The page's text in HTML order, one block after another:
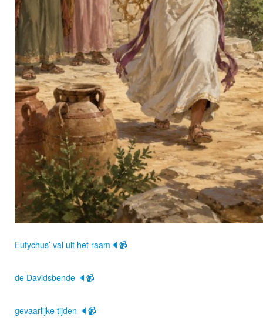
Eutychus’ val uit het raam🔈📹
de Davidsbende 🔈📹
gevaarlijke tijden 🔈📹